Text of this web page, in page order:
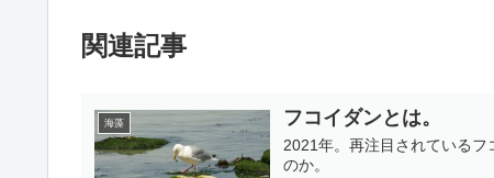
関連記事
海藻 フコイダンとは。
2021年。再注目されている
のか。